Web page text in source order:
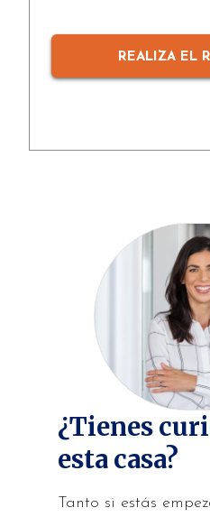
REALIZA EL
¿Tienes
esta casa?
Tanto si estás